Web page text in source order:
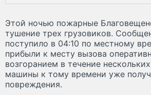
Этой ночью пожарные
тушение трех грузовиков.
поступило в 04:10 по местному
прибыли к месту вызова
возгоранием в течение
машины к тому времени уже
повреждения.